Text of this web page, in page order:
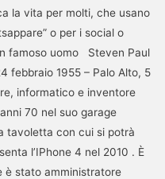
la vita per molti, che usano
o per i social o
famoso uomo Steven Paul
febbraio 1955 – Palo Alto, 5
informatico e inventore
70 nel suo garage
tavoletta con cui si potrà
l’IPhone 4 nel 2010 . È
è stato amministratore